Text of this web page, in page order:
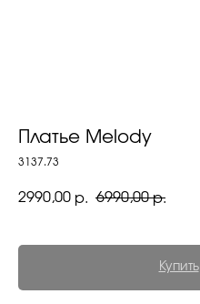
Платье Melody
3137.73
2990,00 р. 6990,00 р.
Купить